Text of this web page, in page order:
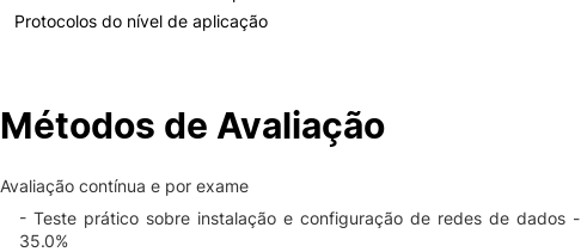
Protocolos do nível de aplicação
Métodos de Avaliação
Avaliação contínua e por exame
- Teste prático sobre instalação e configuração de redes de dados -
35.0%